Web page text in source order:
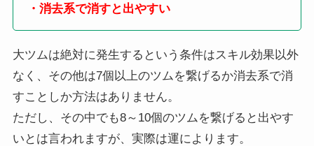
・消去系で消すと出やすい
大ツムは絶対に発生するという条件はスキル効果以外
なく、その他は7個以上のツムを繋げるか消去系で消
すことしか方法はありません。
ただし、その中でも8～10個のツムを繋げると出やす
いとは言われますが、実際は運によります。